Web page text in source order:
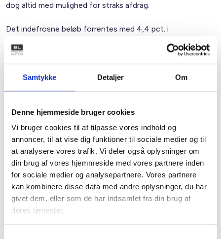
Samtykke Detaljer Om
Denne hjemmeside bruger cookies
Vi bruger cookies til at tilpasse vores indhold og
annoncer, til at vise dig funktioner til sociale medier og til
at analysere vores trafik. Vi deler også oplysninger om
din brug af vores hjemmeside med vores partnere inden
for sociale medier og analysepartnere. Vores partnere
kan kombinere disse data med andre oplysninger, du har
givet dem, eller som de har indsamlet fra din brug af
deres tjenester.
dog altid med mulighed for straks afdrag.
Det indefrosne beløb forrentes med 4,4 pct. i
ordning for boligorganisationer, som kan modtage et
tilskud, således at renten bliver på 2 pct. svarende til den
ordning, som beboere kan opnå ved individuel afregning
Virksomhedsordningen og administrationen af
denne i forhold til den enkelte beboer
Den politiske aftale om vinterhjælp er reguleret i tre
lovforslag, og det understreges, at det er helt op til den
enkelte boligorganisation, hvordan en indefrysning på
boligorganisationsniveau skal administreres i forhold til de
enkelte beboere, der får indefrosset en del af deres
energiregning.